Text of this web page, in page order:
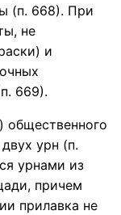
(п. 668). При
не
и
669).
общественного
урн (п.
урнами из
причем
прилавка не